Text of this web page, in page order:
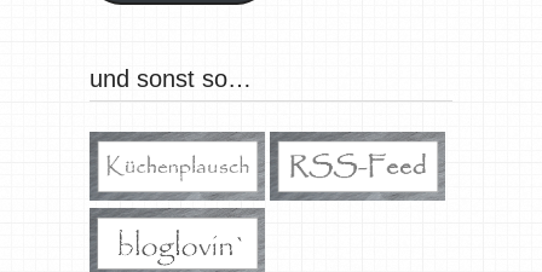
und sonst so…